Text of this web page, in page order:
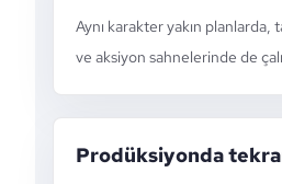
Aynı karakter yakın planlarda,
ve aksiyon sahnelerinde de
Prodüksiyonda